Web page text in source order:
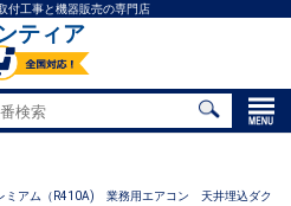
付工事と機器販売の専門店
ティア
アム（R410A) 業務用エアコン 天井埋込ダク